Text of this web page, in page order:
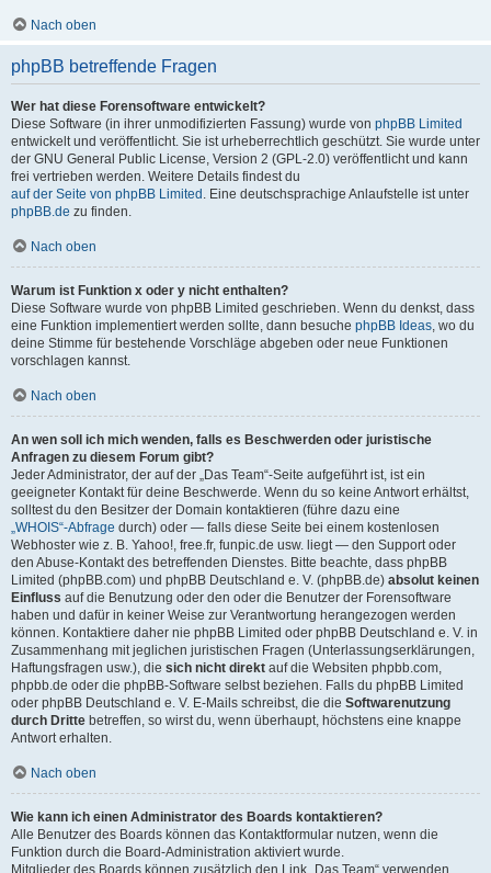
Nach oben
phpBB betreffende Fragen
Wer hat diese Forensoftware entwickelt?
Diese Software (in ihrer unmodifizierten Fassung) wurde von phpBB Limited
entwickelt und veröffentlicht. Sie ist urheberrechtlich geschützt. Sie wurde unter
der GNU General Public License, Version 2 (GPL-2.0) veröffentlicht und kann
frei vertrieben werden. Weitere Details findest du
auf der Seite von phpBB Limited . Eine deutschsprachige Anlaufstelle ist unter
phpBB.de zu finden.
Nach oben
Warum ist Funktion x oder y nicht enthalten?
Diese Software wurde von phpBB Limited geschrieben. Wenn du denkst, dass
eine Funktion implementiert werden sollte, dann besuche phpBB Ideas, wo du
deine Stimme für bestehende Vorschläge abgeben oder neue Funktionen
vorschlagen kannst.
Nach oben
An wen soll ich mich wenden, falls es Beschwerden oder juristische
Anfragen zu diesem Forum gibt?
Jeder Administrator, der auf der „Das Team“-Seite aufgeführt ist, ist ein
geeigneter Kontakt für deine Beschwerde. Wenn du so keine Antwort erhältst,
solltest du den Besitzer der Domain kontaktieren (führe dazu eine
„WHOIS“-Abfrage durch) oder — falls diese Seite bei einem kostenlosen
Webhoster wie z. B. Yahoo!, free.fr, funpic.de usw. liegt — den Support oder
den Abuse-Kontakt des betreffenden Dienstes. Bitte beachte, dass phpBB
Limited (phpBB.com) und phpBB Deutschland e. V. (phpBB.de) absolut keinen
Einfluss auf die Benutzung oder den oder die Benutzer der Forensoftware
haben und dafür in keiner Weise zur Verantwortung herangezogen werden
können. Kontaktiere daher nie phpBB Limited oder phpBB Deutschland e. V. in
Zusammenhang mit jeglichen juristischen Fragen (Unterlassungserklärungen,
Haftungsfragen usw.), die sich nicht direkt auf die Websiten phpbb.com,
phpbb.de oder die phpBB-Software selbst beziehen. Falls du phpBB Limited
oder phpBB Deutschland e. V. E-Mails schreibst, die die Softwarenutzung
durch Dritte betreffen, so wirst du, wenn überhaupt, höchstens eine knappe
Antwort erhalten.
Nach oben
Wie kann ich einen Administrator des Boards kontaktieren?
Alle Benutzer des Boards können das Kontaktformular nutzen, wenn die
Funktion durch die Board-Administration aktiviert wurde.
Mitglieder des Boards können zusätzlich den Link „Das Team“ verwenden.